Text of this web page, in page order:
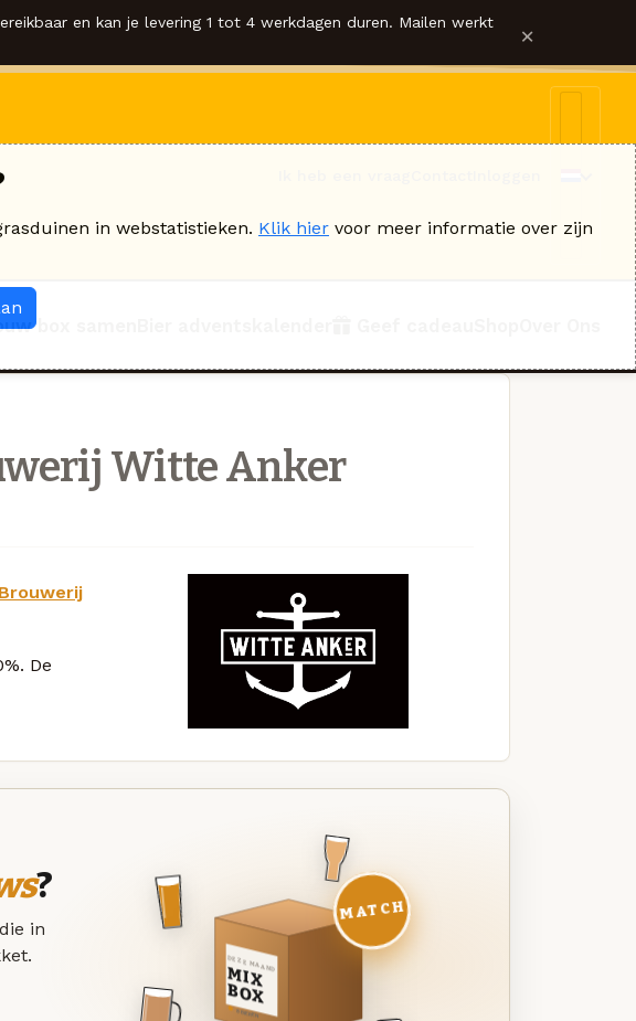
en kan je levering 1 tot 4 werkdagen duren. Mailen werkt ×
box samen
Witte Anker
Brouwerij
De
?
in
DEZE MAAND
MIX
BOX
8 BIEREN
MATCH
in webstatistieken. Klik hier voor meer informatie over zijn